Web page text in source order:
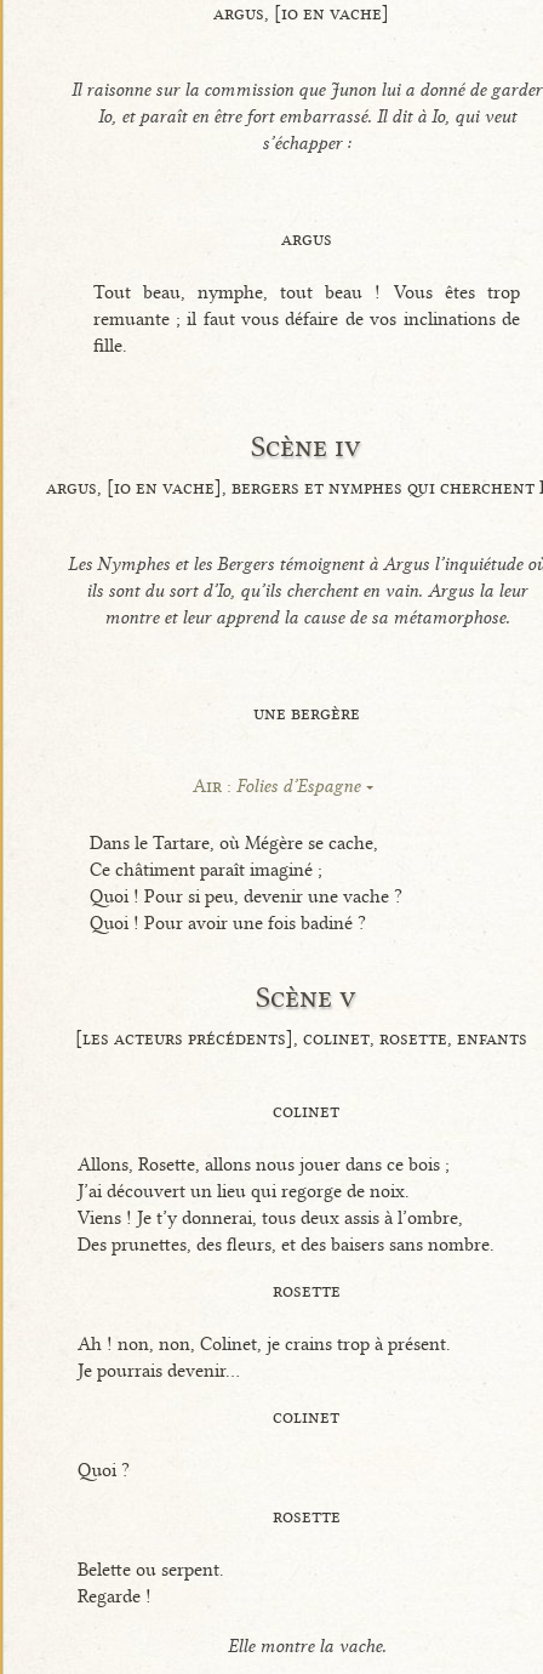
argus, [io en vache]
Il raisonne sur la commission que Junon lui a donné de garder
Io, et paraît en être fort embarrassé. Il dit à Io, qui veut
s’échapper :
argus
Tout beau, nymphe, tout beau ! Vous êtes trop
remuante ; il faut vous défaire de vos inclinations de
fille.
Scène iv
argus, [io en vache], bergers et nymphes qui cherchent
Les Nymphes et les Bergers témoignent à Argus l’inquiétude
ils sont du sort d’Io, qu’ils cherchent en vain. Argus la leur
montre et leur apprend la cause de sa métamorphose.
une bergère
Air :Folies d’Espagne
Dans le Tartare, où Mégère se cache,
Ce châtiment paraît imaginé ;
Quoi ! Pour si peu, devenir une vache ?
Quoi ! Pour avoir une fois badiné ?
Scène v
[les acteurs précédents], colinet, rosette, enfants
colinet
Allons, Rosette, allons nous jouer dans ce bois ;
J’ai découvert un lieu qui regorge de noix.
Viens ! Je t’y donnerai, tous deux assis à l’ombre,
Des prunettes, des fleurs, et des baisers sans nombre.
rosette
Ah ! non, non, Colinet, je crains trop à présent.
Je pourrais devenir...
colinet
Quoi ?
rosette
Belette ou serpent.
Regarde !
Elle montre la vache.